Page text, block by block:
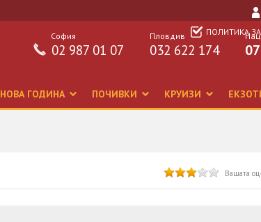
ПОЛИТИКА
Пловдив
032 622 174
София
02 987 01 07
НОВА ГОДИНА ПОЧИВКИ КРУИЗИ
Вашата